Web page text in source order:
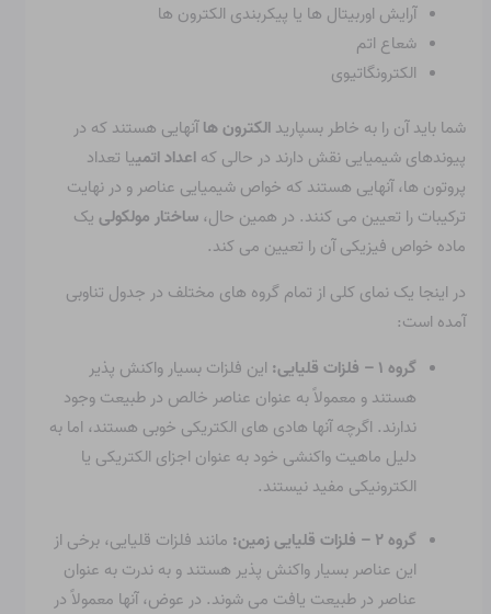
آرایش اوربیتال ها یا پیکربندی الکترون ها
شعاع اتم
الکترونگاتیوی
شما باید آن را به خاطر بسپارید الکترون هاآنهایی هستند که در
پیوندهای شیمیایی نقش دارند در حالی کهاعداد اتمییا تعداد
پروتون ها، آنهایی هستند که خواص شیمیایی عناصر و در نهایت
ترکیبات را تعیین می کنند. در همین حال،ساختار مولکولی یک
ماده خواص فیزیکی آن را تعیین می کند.
در اینجا یک نمای کلی از تمام گروه های مختلف در جدول تناوبی
آمده است:
گروه ۱ – فلزات قلیایی:
این فلزات بسیار واکنش پذیر
هستند و معمولاً به عنوان عناصر خالص در طبیعت وجود
ندارند. اگرچه آنها هادی های الکتریکی خوبی هستند، اما به
دلیل ماهیت واکنشی خود به عنوان اجزای الکتریکی یا
الکترونیکی مفید نیستند.
گروه ۲ – فلزات قلیایی زمین:
مانند فلزات قلیایی، برخی از
این عناصر بسیار واکنش پذیر هستند و به ندرت به عنوان
عناصر در طبیعت یافت می شوند. در عوض، آنها معمولاً در